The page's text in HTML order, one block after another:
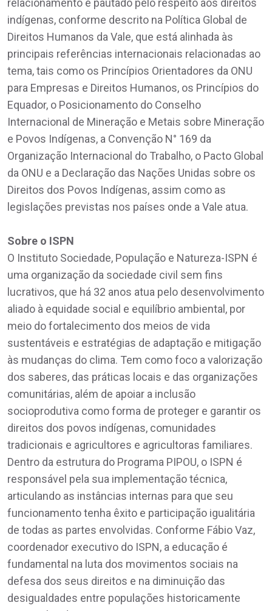
relacionamento é pautado pelo respeito aos direitos
indígenas, conforme descrito na Política Global de
Direitos Humanos da Vale, que está alinhada às
principais referências internacionais relacionadas ao
tema, tais como os Princípios Orientadores da ONU
para Empresas e Direitos Humanos, os Princípios do
Equador, o Posicionamento do Conselho
Internacional de Mineração e Metais sobre Mineração
e Povos Indígenas, a Convenção N° 169 da
Organização Internacional do Trabalho, o Pacto Global
da ONU e a Declaração das Nações Unidas sobre os
Direitos dos Povos Indígenas, assim como as
legislações previstas nos países onde a Vale atua.
Sobre o ISPN
O Instituto Sociedade, População e Natureza-ISPN é
uma organização da sociedade civil sem fins
lucrativos, que há 32 anos atua pelo desenvolvimento
aliado à equidade social e equilíbrio ambiental, por
meio do fortalecimento dos meios de vida
sustentáveis e estratégias de adaptação e mitigação
às mudanças do clima. Tem como foco a valorização
dos saberes, das práticas locais e das organizações
comunitárias, além de apoiar a inclusão
socioprodutiva como forma de proteger e garantir os
direitos dos povos indígenas, comunidades
tradicionais e agricultores e agricultoras familiares.
Dentro da estrutura do Programa PIPOU, o ISPN é
responsável pela sua implementação técnica,
articulando as instâncias internas para que seu
funcionamento tenha êxito e participação igualitária
de todas as partes envolvidas. Conforme Fábio Vaz,
coordenador executivo do ISPN, a educação é
fundamental na luta dos movimentos sociais na
defesa dos seus direitos e na diminuição das
desigualdades entre populações historicamente